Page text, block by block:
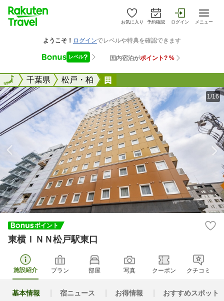
お気に入り 予約確認 ログイン メニュー
全国千葉県 松戸・柏
全国
1/16
東横ＩＮＮ松戸駅東口
施設紹介 プラン 部屋 写真 クーポン クチコミ
基本情報 宿ニュース お得情報 おすすめスポット